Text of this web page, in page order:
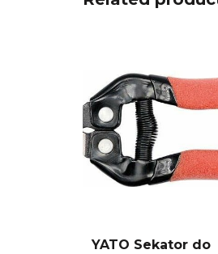
YATO Sekator do